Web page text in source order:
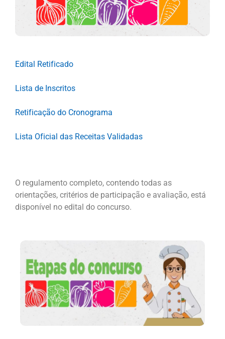
Edital Retificado
Lista de Inscritos
Retificação do Cronograma
Lista Oficial das Receitas Validadas
O regulamento completo, contendo todas as
orientações, critérios de participação e avaliação, está
disponível no edital do concurso.